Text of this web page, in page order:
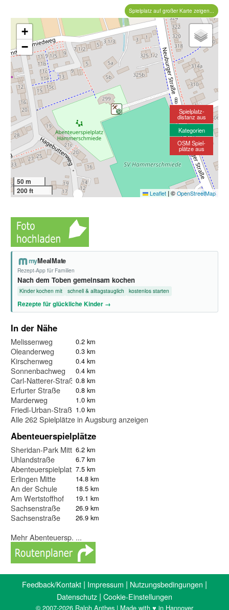
Spielplatz auf großer Karte zeigen...
+
−
50 m
200 ft
Leaflet |© OpenStreetMap
Spielplatz-
distanz aus
Kategorien
OSM Spiel-
plätze aus
myMealMate
Rezept-App für Familien
Nach dem Toben gemeinsam kochen
Kinder kochen mit schnell & alltagstauglich kostenlos starten
Rezepte für glückliche Kinder →
In der Nähe
Melissenweg 0.2 km
Oleanderweg 0.3 km
Kirschenweg 0.4 km
Sonnenbachweg 0.4 km
Carl-Natterer-Straße0.8 km
Erfurter Straße 0.8 km
Marderweg 1.0 km
Friedl-Urban-Straße 1.0 km
Alle 262 Spielplätze in Augsburg anzeigen
Abenteuerspielplätze
Sheridan-Park Mitte6.2 km
Uhlandstraße 6.7 km
Abenteuerspielplatz Neusäß (Hammel)
7.5 km
Erlingen Mitte 14.8 km
An der Schule 18.5 km
Am Wertstoffhof 19.1 km
Sachsenstraße 26.9 km
Sachsenstraße 26.9 km
Mehr Abenteuersp. ...
Feedback/Kontakt | Impressum | Nutzungsbedingungen |
Datenschutz | Cookie-Einstellungen
© 2007-2026 Ralph Anthes | Made with ♥ in Hannover